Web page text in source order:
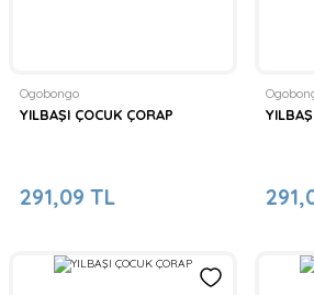
Ogobongo
YILBAŞI ÇOCUK ÇORAP
291,09 TL